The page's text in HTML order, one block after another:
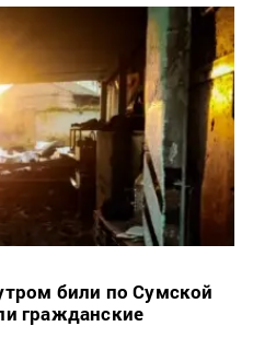
били по Сумской
гражданские